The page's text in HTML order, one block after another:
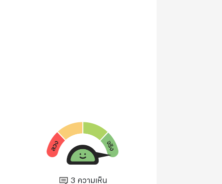
3 ความเห็น